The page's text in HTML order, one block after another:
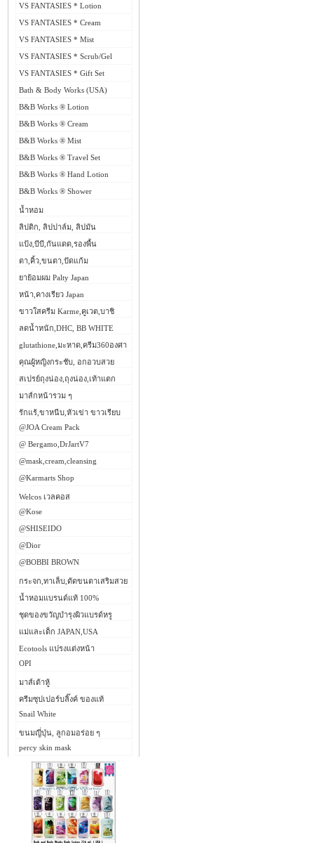
VS FANTASIES * Lotion
VS FANTASIES * Cream
VS FANTASIES * Mist
VS FANTASIES * Scrub/Gel
VS FANTASIES * Gift Set
Bath & Body Works (USA)
B&B Works ® Lotion
B&B Works ® Cream
B&B Works ® Mist
B&B Works ® Travel Set
B&B Works ® Hand Lotion
B&B Works ® Shower
น้ำหอม
ลิปติก, ลิปปาล์ม, ลิปมัน
แป้ง,บีบี,กันแดด,รองพื้น
ตา,คิ้ว,ขนตา,ปัดแก้ม
ยาย้อมผม Palty Japan
หน้า,คางเรียว Japan
ขาวใสครีม Karme,คูเวต,บาชิ
ลดน้ำหนัก,DHC, BB WHITE
glutathione,มะหาด,ครีม360องศา
คุณผู้หญิงกระชับ, อกอวบสวย
สเปรย์ถุงน่อง,ถุงน่อง,เท้าแตก
มาส์กหน้ารวม ๆ
รักแร้,ขาหนีบ,หัวเข่า ขาวเรียบ
@JOA Cream Pack
@ Bergamo,DrJartV7
@mask,cream,cleansing
@Karmarts Shop
Welcos เวลคอส
@Kose
@SHISEIDO
@Dior
@BOBBI BROWN
กระจก,ทาเล็บ,ดัดขนตาเสริมสวย
น้ำหอมแบรนด์แท้ 100%
ชุดของขวัญบำรุงผิวแบรด์หรู
แม่และเด็ก JAPAN,USA
Ecotools แปรงแต่งหน้า
OPI
มาส์เต้าหู้
ครีมซุปเปอร์บลิ๊งค์ ของแท้
Snail White
ขนมญี่ปุ่น, ลูกอมอร่อย ๆ
percy skin mask